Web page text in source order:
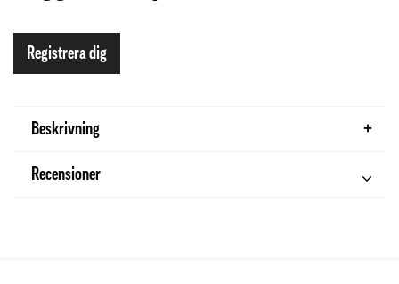
Registrera dig
Beskrivning
Recensioner